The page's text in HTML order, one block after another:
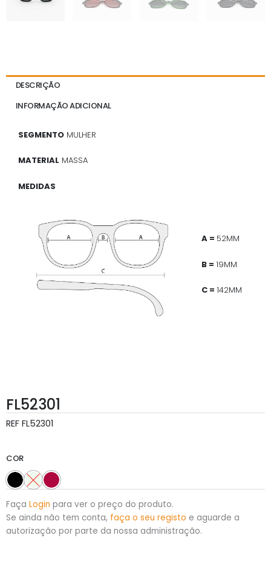
DESCRIÇÃO
INFORMAÇÃO ADICIONAL
SEGMENTO MULHER
MATERIAL MASSA
MEDIDAS
A = 52MM
B = 19MM
C = 142MM
FL52301
REF FL52301
COR
Faça Login para ver o preço do produto.
Se ainda não tem conta, faça o seu registo e aguarde a
autorização por parte da nossa administração.